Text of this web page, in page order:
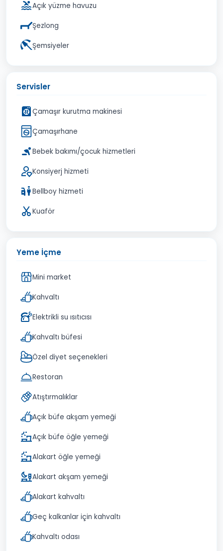
Açık yüzme havuzu
Şezlong
Şemsiyeler
Servisler
Çamaşır kurutma makinesi
Çamaşırhane
Bebek bakımı/çocuk hizmetleri
Konsiyerj hizmeti
Bellboy hizmeti
Kuaför
Yeme İçme
Mini market
Kahvaltı
Elektrikli su ısıtıcısı
Kahvaltı büfesi
Özel diyet seçenekleri
Restoran
Atıştırmalıklar
Açık büfe akşam yemeği
Açık büfe öğle yemeği
Alakart öğle yemeği
Alakart akşam yemeği
Alakart kahvaltı
Geç kalkanlar için kahvaltı
Kahvaltı odası